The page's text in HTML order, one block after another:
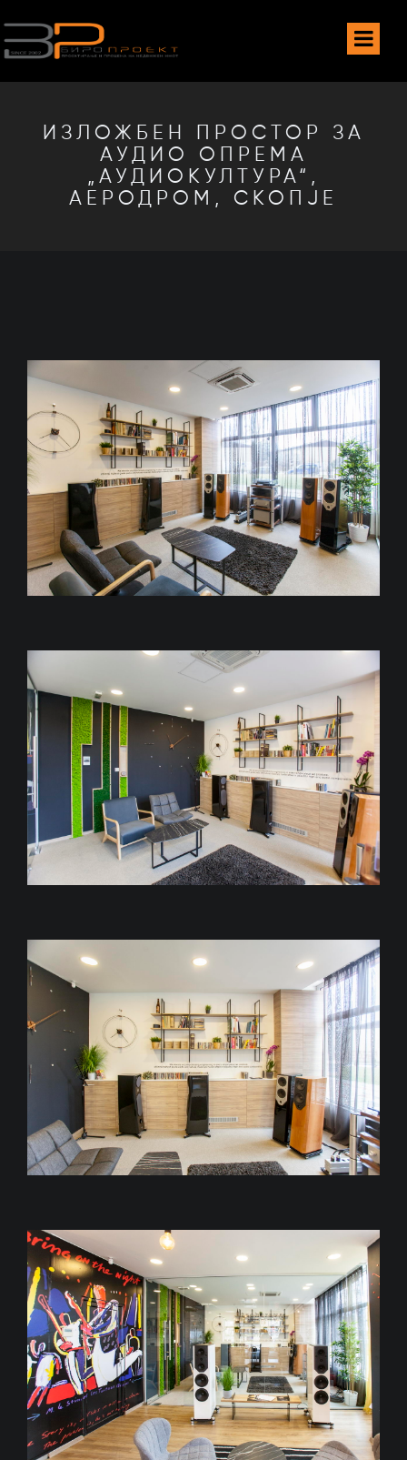
ИЗЛОЖБЕН ПРОСТОР ЗА
АУДИО ОПРЕМА
„АУДИОКУЛТУРА“,
АЕРОДРОМ, СКОПЈЕ